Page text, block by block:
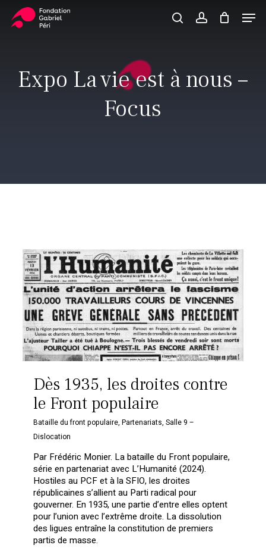
searchaccount
Panier Close
Expo La vie est à nous –
Focus
Dès 1935, les droites contre
le Front populaire
Bataille du front populaire,Partenariats,Salle 9 –
Dislocation
Par Frédéric Monier. La bataille du Front populaire,
série en partenariat avec L’Humanité (2024).
Hostiles au PCF et à la SFIO, les droites
républicaines s’allient au Parti radical pour
gouverner. En 1935, une partie d’entre elles optent
pour l’union avec l’extrême droite. La dissolution
des ligues entraîne la constitution de premiers
partis de masse.